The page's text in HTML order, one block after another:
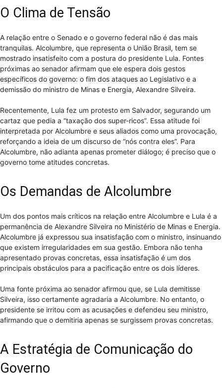
O Clima de Tensão
A relação entre o Senado e o governo federal não é das mais
tranquilas. Alcolumbre, que representa o União Brasil, tem se
mostrado insatisfeito com a postura do presidente Lula. Fontes
próximas ao senador afirmam que ele espera dois gestos
específicos do governo: o fim dos ataques ao Legislativo e a
demissão do ministro de Minas e Energia, Alexandre Silveira.
Recentemente, Lula fez um protesto em Salvador, segurando um
cartaz que pedia a “taxação dos super-ricos”. Essa atitude foi
interpretada por Alcolumbre e seus aliados como uma provocação,
reforçando a ideia de um discurso de “nós contra eles”. Para
Alcolumbre, não adianta apenas prometer diálogo; é preciso que o
governo tome atitudes concretas.
Os Demandas de Alcolumbre
Um dos pontos mais críticos na relação entre Alcolumbre e Lula é a
permanência de Alexandre Silveira no Ministério de Minas e Energia.
Alcolumbre já expressou sua insatisfação com o ministro, insinuando
que existem irregularidades em sua gestão. Embora não tenha
apresentado provas concretas, essa insatisfação é um dos
principais obstáculos para a pacificação entre os dois líderes.
Uma fonte próxima ao senador afirmou que, se Lula demitisse
Silveira, isso certamente agradaria a Alcolumbre. No entanto, o
presidente se irritou com as acusações e defendeu seu ministro,
afirmando que o demitiria apenas se surgissem provas concretas.
A Estratégia de Comunicação do
Governo